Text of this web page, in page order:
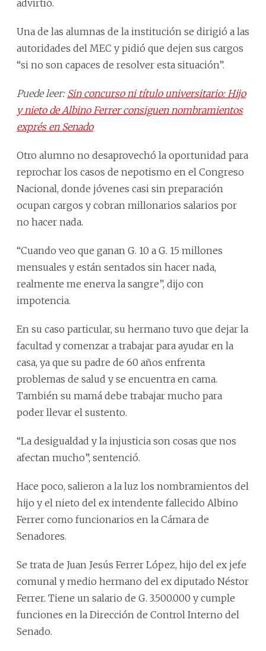
advirtió.
Una de las alumnas de la institución se dirigió a las
autoridades del MEC y pidió que dejen sus cargos
“si no son capaces de resolver esta situación”.
Puede leer: Sin concurso ni título universitario: Hijo
y nieto de Albino Ferrer consiguen nombramientos
exprés en Senado
Otro alumno no desaprovechó la oportunidad para
reprochar los casos de nepotismo en el Congreso
Nacional, donde jóvenes casi sin preparación
ocupan cargos y cobran millonarios salarios por
no hacer nada.
“Cuando veo que ganan G. 10 a G. 15 millones
mensuales y están sentados sin hacer nada,
realmente me enerva la sangre”, dijo con
impotencia.
En su caso particular, su hermano tuvo que dejar la
facultad y comenzar a trabajar para ayudar en la
casa, ya que su padre de 60 años enfrenta
problemas de salud y se encuentra en cama.
También su mamá debe trabajar mucho para
poder llevar el sustento.
“La desigualdad y la injusticia son cosas que nos
afectan mucho”, sentenció.
Hace poco, salieron a la luz los nombramientos del
hijo y el nieto del ex intendente fallecido Albino
Ferrer como funcionarios en la Cámara de
Senadores.
Se trata de Juan Jesús Ferrer López, hijo del ex jefe
comunal y medio hermano del ex diputado Néstor
Ferrer. Tiene un salario de G. 3.500.000 y cumple
funciones en la Dirección de Control Interno del
Senado.